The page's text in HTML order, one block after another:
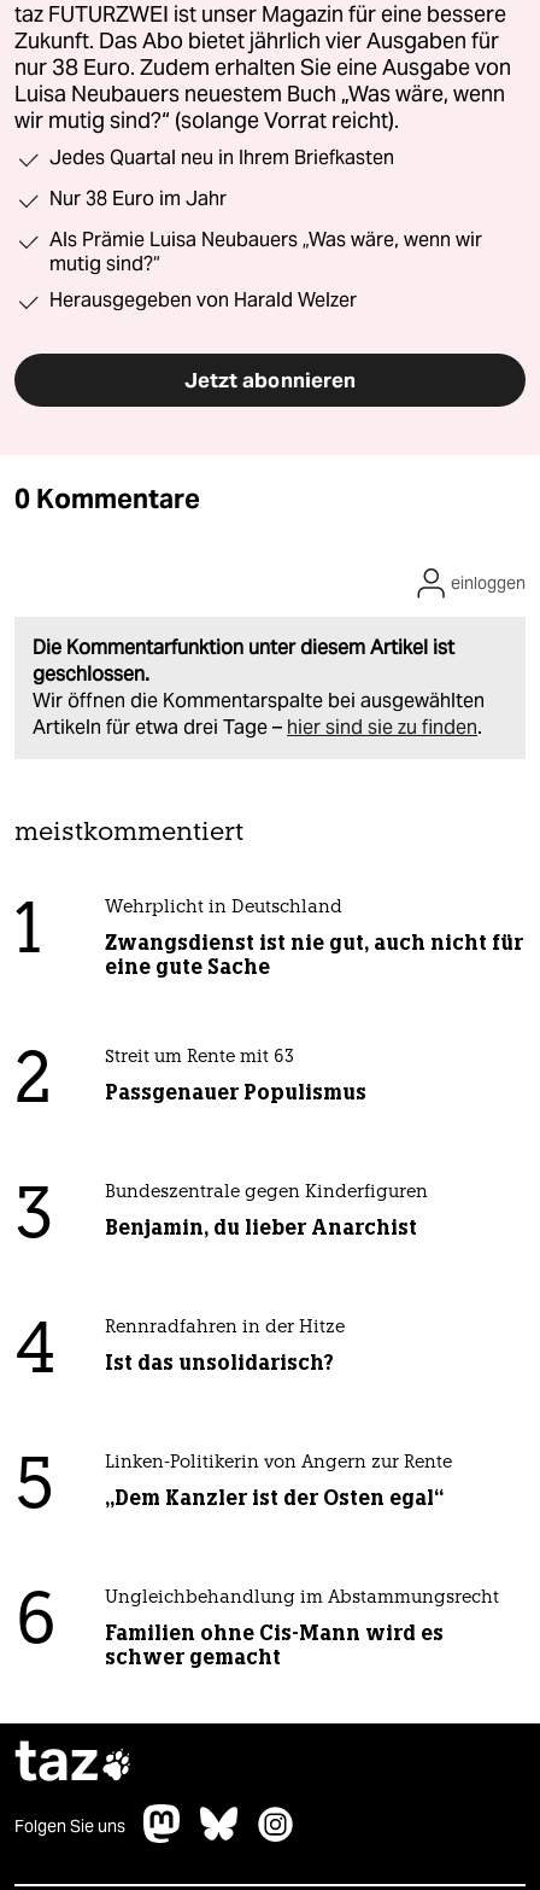
taz FUTURZWEI ist unser Magazin für eine bessere
Zukunft. Das Abo bietet jährlich vier Ausgaben für
nur 38 Euro. Zudem erhalten Sie eine Ausgabe von
Luisa Neubauers neuestem Buch „Was wäre, wenn
wir mutig sind?“ (solange Vorrat reicht).
Jedes Quartal neu in Ihrem Briefkasten
Nur 38 Euro im Jahr
Als Prämie Luisa Neubauers „Was wäre, wenn wir
mutig sind?“
Herausgegeben von Harald Welzer
Jetzt abonnieren
0 Kommentare
Die Kommentarfunktion unter diesem Artikel ist
geschlossen.
Wir öffnen die Kommentarspalte bei ausgewählten
Artikeln für etwa drei Tage – hier sind sie zu finden.
einloggen
meistkommentiert
1 Wehrplicht in Deutschland
Zwangsdienst ist nie gut, auch nicht für
eine gute Sache
2 Streit um Rente mit 63
Passgenauer Populismus
3 Bundeszentrale gegen Kinderfiguren
Benjamin, du lieber Anarchist
4 Rennradfahren in der Hitze
Ist das unsolidarisch?
5 Linken-Politikerin von Angern zur Rente
„Dem Kanzler ist der Osten egal“
6 Ungleichbehandlung im Abstammungsrecht
Familien ohne Cis-Mann wird es
schwer gemacht
taz
Folgen Sie uns